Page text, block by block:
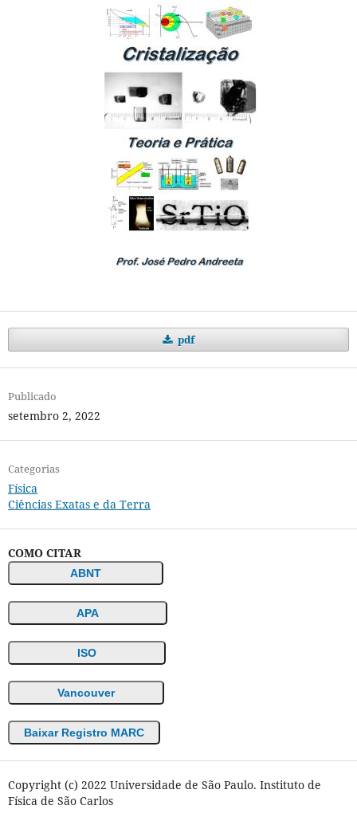
pdf
Publicado
setembro 2, 2022
Categorias
Física
Ciências Exatas e da Terra
COMO CITAR
ABNT
APA
ISO
Vancouver
Baixar Registro MARC
Copyright (c) 2022 Universidade de São Paulo. Instituto de
Física de São Carlos